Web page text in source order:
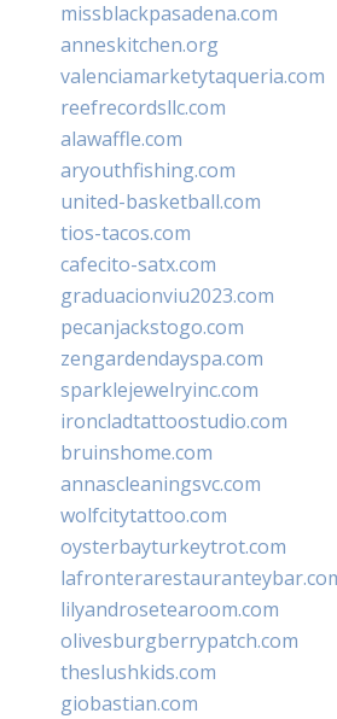
missblackpasadena.com
anneskitchen.org
valenciamarketytaqueria.com
reefrecordsllc.com
alawaffle.com
aryouthfishing.com
united-basketball.com
tios-tacos.com
cafecito-satx.com
graduacionviu2023.com
pecanjackstogo.com
zengardendayspa.com
sparklejewelryinc.com
ironcladtattoostudio.com
bruinshome.com
annascleaningsvc.com
wolfcitytattoo.com
oysterbayturkeytrot.com
lilyandrosetearoom.com
olivesburgberrypatch.com
theslushkids.com
giobastian.com